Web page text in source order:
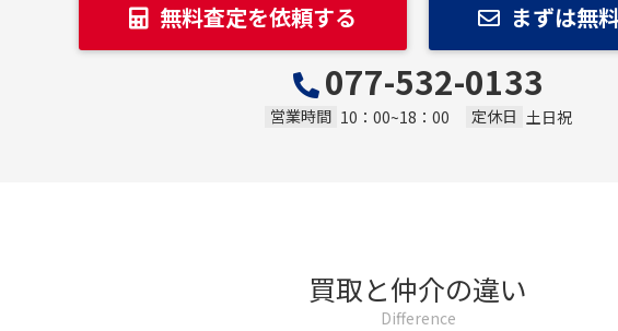
無料査定を依頼する まずは無
077-532-0133
営業時間 10：00~18：00 定休日 土日祝
買取と仲介の違い
Difference